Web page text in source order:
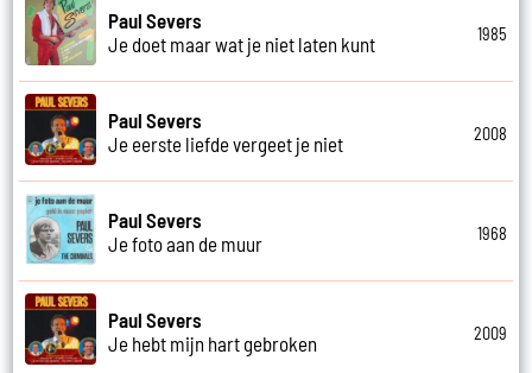
Paul Severs
Je doet maar wat je niet laten kunt
1985
Paul Severs
Je eerste liefde vergeet je niet
2008
Paul Severs
Je foto aan de muur
1968
Paul Severs
Je hebt mijn hart gebroken
2009